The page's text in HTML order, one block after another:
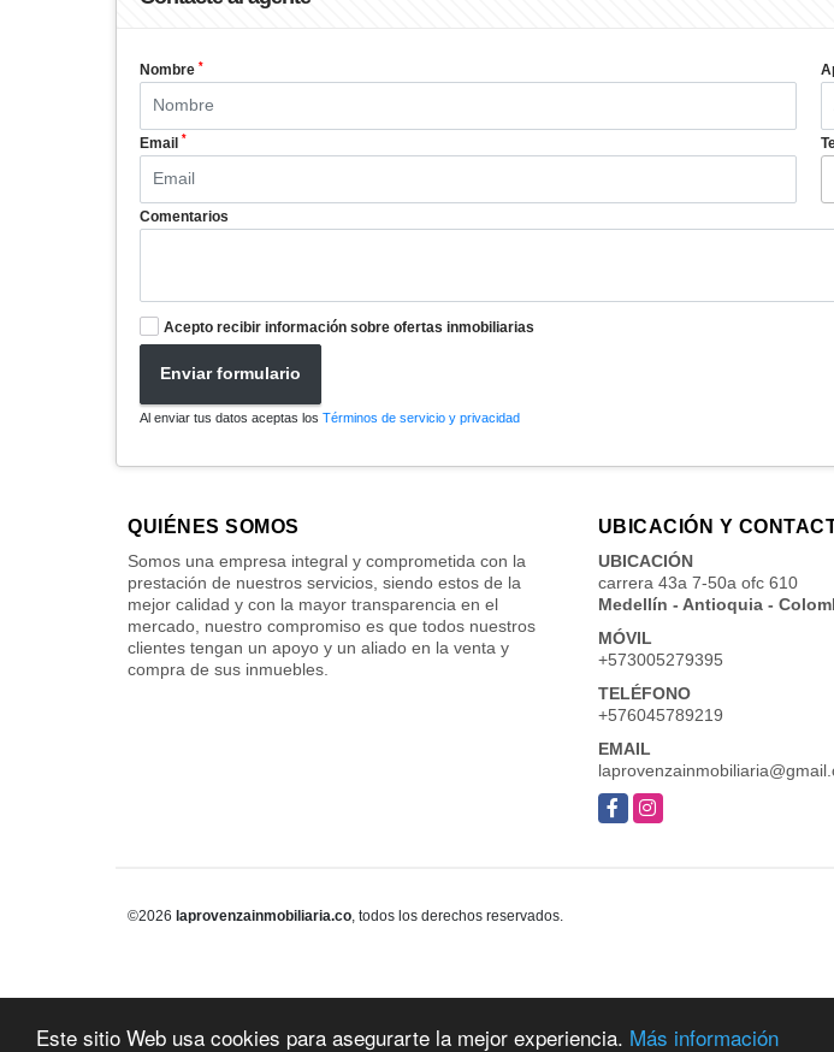
Este sitio Web usa cookies para asegurarte la mejor experiencia. Más información
Nombre *
Email *
Comentarios
Acepto recibir información sobre ofertas inmobiliarias
Enviar formulario
Al enviar tus datos aceptas los Términos de servicio y privacidad
QUIÉNES SOMOS
Somos una empresa integral y comprometida con la
prestación de nuestros servicios, siendo estos de la
mejor calidad y con la mayor transparencia en el
mercado, nuestro compromiso es que todos nuestros
clientes tengan un apoyo y un aliado en la venta y
compra de sus inmuebles.
UBICACIÓN Y
UBICACIÓN
carrera 43a 7-50a ofc 610
Medellín - Antioquia -
MÓVIL
+573005279395
TELÉFONO
+576045789219
EMAIL
FacebookInstagram
©2026 laprovenzainmobiliaria.co, todos los derechos reservados.